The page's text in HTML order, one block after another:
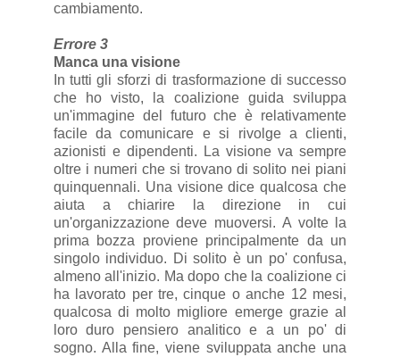
cambiamento.
Errore 3
Manca una visione
In tutti gli sforzi di trasformazione di successo
che ho visto, la coalizione guida sviluppa
un'immagine del futuro che è relativamente
facile da comunicare e si rivolge a clienti,
azionisti e dipendenti. La visione va sempre
oltre i numeri che si trovano di solito nei piani
quinquennali. Una visione dice qualcosa che
aiuta a chiarire la direzione in cui
un'organizzazione deve muoversi. A volte la
prima bozza proviene principalmente da un
singolo individuo. Di solito è un po' confusa,
almeno all'inizio. Ma dopo che la coalizione ci
ha lavorato per tre, cinque o anche 12 mesi,
qualcosa di molto migliore emerge grazie al
loro duro pensiero analitico e a un po' di
sogno. Alla fine, viene sviluppata anche una